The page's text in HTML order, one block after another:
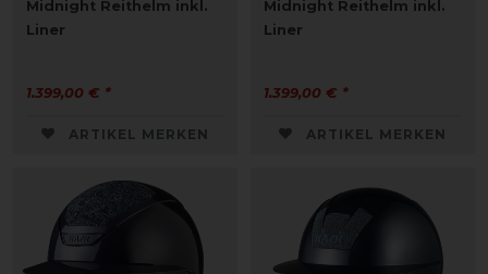
Midnight Reithelm inkl.
Liner
1.399,00 € *
ARTIKEL MERKEN
Midnight Reithelm inkl.
Liner
1.399,00 € *
ARTIKEL MERKEN